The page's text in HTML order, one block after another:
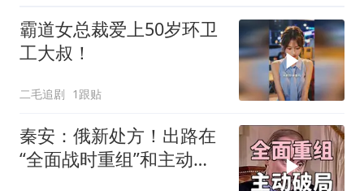
霸道女总裁爱上50岁环卫
工大叔！
二毛追剧 1跟贴
秦安：俄新处方！出路在
“全面战时重组”和主动破